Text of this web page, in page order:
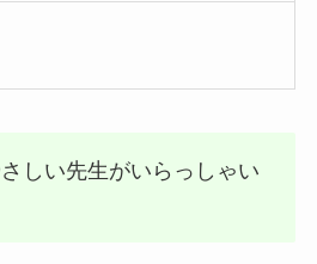
しい先生がいらっしゃい